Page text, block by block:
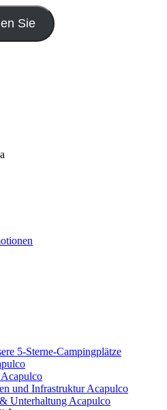
Sie
5-Sterne-Campingplätze
Acapulco
und Infrastruktur Acapulco
Unterhaltung Acapulco